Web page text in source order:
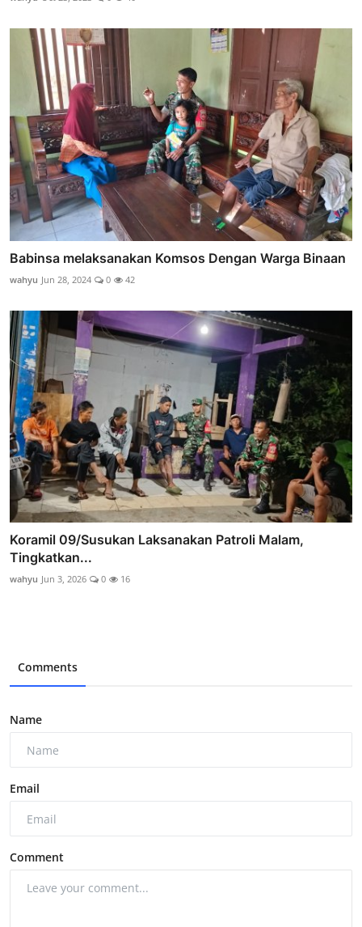
Babinsa melaksanakan Komsos Dengan Warga Binaan
wahyu Jun 28, 2024 0 42
Koramil 09/Susukan Laksanakan Patroli Malam,
Tingkatkan...
wahyu Jun 3, 2026 0 16
Comments
Name
Email
Comment